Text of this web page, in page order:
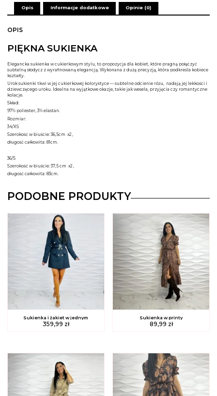
Opis Informacje dodatkowe Opinie (0)
OPIS
PIĘKNA SUKIENKA
Elegancka sukienka w cukierkowym stylu, to propozycja dla kobiet, które pragną połączyć
subtelną słodycz z wyrafinowaną elegancją. Wykonana z dużą precyzją, która podkreśla kobiece
kształty.
Urok sukienki tkwi w jej cukierkowej kolorystyce — subtelne odcienie różu, nadają jej lekkości i
dziewczęcego uroku. Idealna na wyjątkowe okazje, takie jak wesela, przyjęcia czy romantyczne
kolacje.
Skład:
97% poliester, 3% elastan.
Rozmiar:
34/XS
Szerokość w biuście: 36,5cm x2 ,
długość całkowita: 81cm.
36/S
Szerokość w biuście: 37,5 cm x2 ,
długość całkowita: 83cm.
PODOBNE PRODUKTY
Sukienka i żakiet w jednym
359,99 zł
ma
wiele
wariantów.
Opcje
Sukienka w printy
89,99 zł